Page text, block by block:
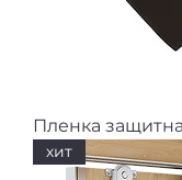
Пленка
хит